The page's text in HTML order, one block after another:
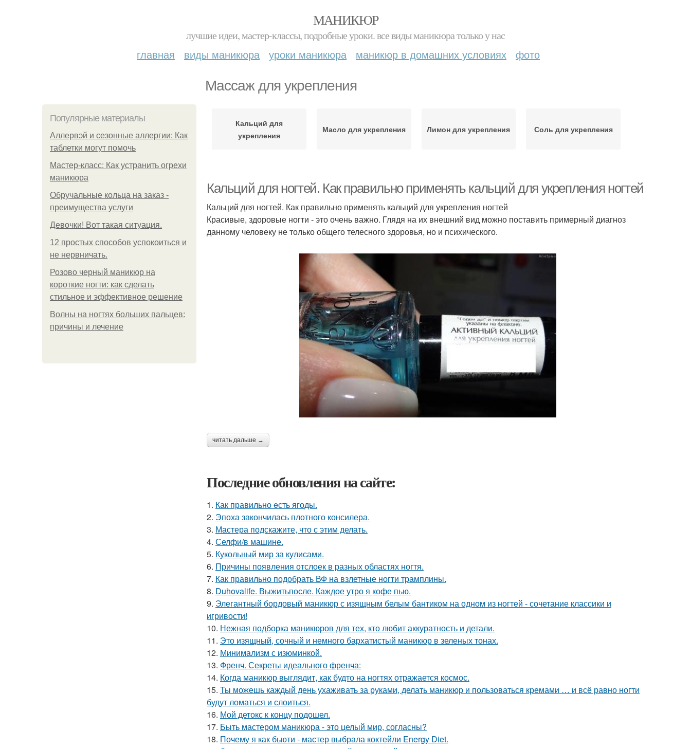
МАНИКЮР
лучшие идеи, мастер-классы, подробные уроки. все виды маникюра только у нас
главная виды маникюра уроки маникюра маникюр в домашних условиях фото
Массаж для укрепления
Популярные материалы
Аллервэй и сезонные аллергии: Как
таблетки могут помочь
Мастер-класс: Как устранить огрехи
маникюра
Обручальные кольца на заказ -
преимущества услуги
Девочки! Вот такая ситуация.
12 простых способов успокоиться и
не нервничать.
Розово черный маникюр на
короткие ногти: как сделать
стильное и эффективное решение
Волны на ногтях больших пальцев:
причины и лечение
Кальций для
укрепления
Масло для укрепления Лимон для укрепления Соль для укрепления
Кальций для ногтей. Как правильно применять кальций для укрепления ногтей
Кальций для ногтей. Как правильно применять кальций для укрепления ногтей
Красивые, здоровые ногти - это очень важно. Глядя на их внешний вид можно поставить примерный диагноз
данному человеку не только общего телесного здоровья, но и психического.
читать дальше →
Последние обновления на сайте:
1. Как правильно eсть ягоды.
2. Эпоха закончилась плотного консилера.
3. Мастера подскажите, что с этим делать.
4. Селфи/в машине.
5. Кукольный мир за кулисами.
6. Причины появления отслоек в разных областях ногтя.
7. Как правильно подобрать ВФ на взлетные ногти трамплины.
8. Duhovalife. Выжитьпосле. Каждое утро я кофе пью.
9. Элегантный бордовый маникюр с изящным белым бантиком на одном из ногтей - сочетание классики и
игривости!
10. Нежная подборка маникюров для тех, кто любит аккуратность и детали.
11. Это изящный, сочный и немного бархатистый маникюр в зеленых тонах.
12. Минимализм с изюминкой.
13. Френч. Секреты идеального френча:
14. Когда маникюр выглядит, как будто на ногтях отражается космос.
15. Ты можешь каждый день ухаживать за руками, делать маникюр и пользоваться кремами … и всё равно ногти
будут ломаться и слоиться.
16. Мой детокс к концу подошел.
17. Быть мастером маникюра - это целый мир, согласны?
18. Почему я как бьюти - мастер выбрала коктейли Energy Diet.